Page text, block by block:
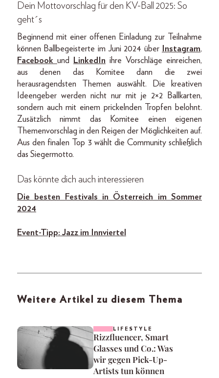
Dein Mottovorschlag für den KV-Ball 2025: So
geht´s
Beginnend mit einer offenen Einladung zur Teilnahme
können Ballbegeisterte im Juni 2024 über
Instagram,
Facebook und LinkedIn ihre Vorschläge einreichen,
aus denen das Komitee dann die zwei
herausragendsten Themen auswählt. Die kreativen
Ideengeber werden nicht nur mit je 2×2 Ballkarten,
sondern auch mit einem prickelnden Tropfen belohnt.
Zusätzlich nimmt das Komitee einen eigenen
Themenvorschlag in den Reigen der Möglichkeiten auf.
Aus den finalen Top 3 wählt die Community schließlich
das Siegermotto.
Das könnte dich auch interessieren
Die besten Festivals in Österreich im Sommer
2024
Event-Tipp: Jazz im Innviertel
Weitere Artikel zu diesem Thema
LIFESTYLE
Rizzfluencer, Smart
Glasses und Co.: Was
wir gegen Pick-Up-
Artists tun können